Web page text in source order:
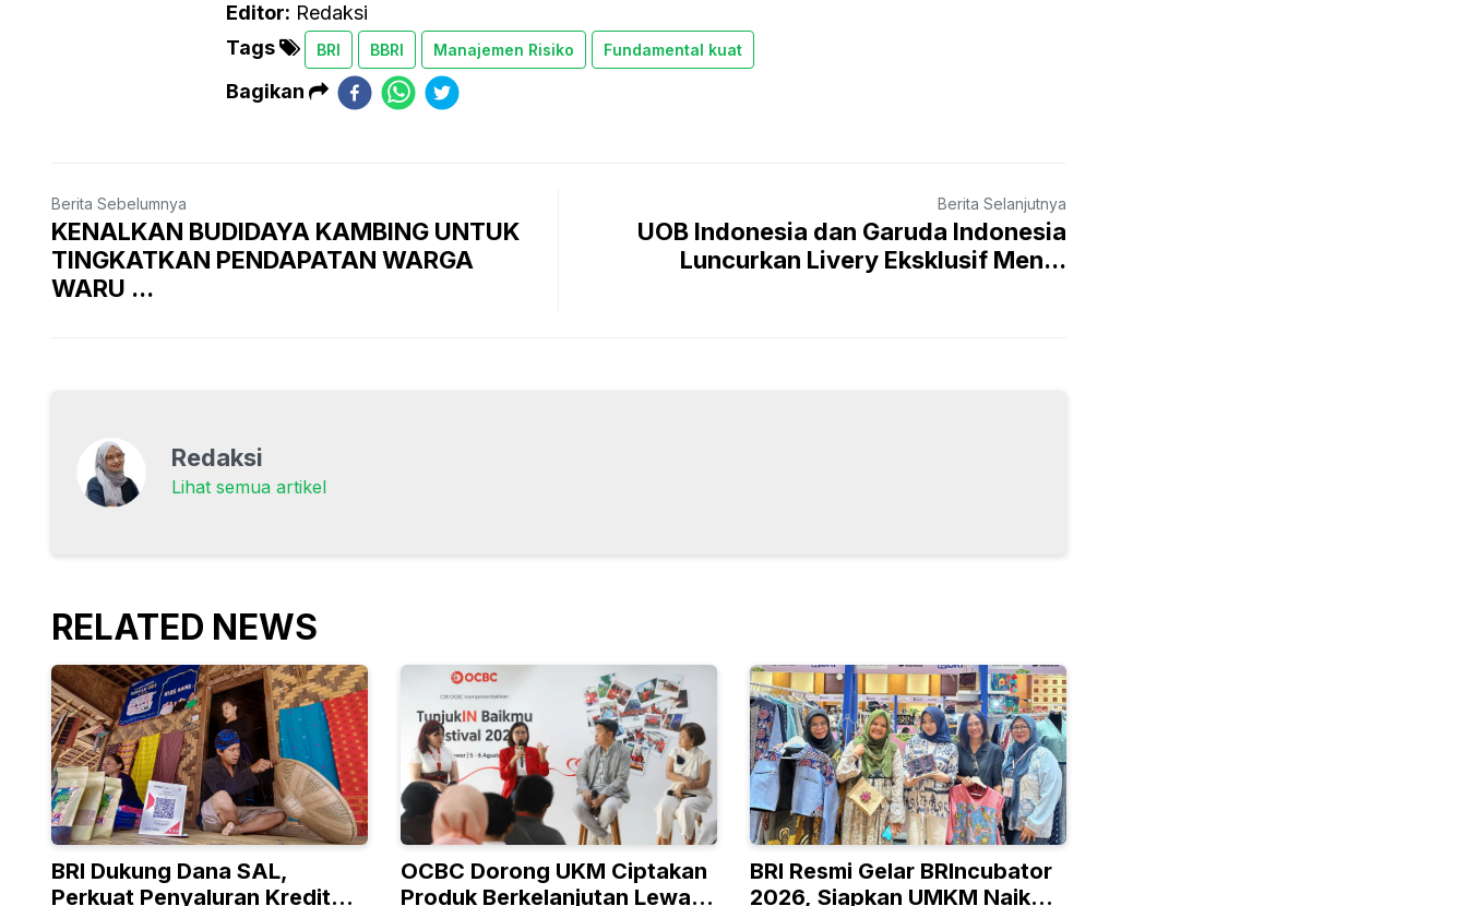
Editor: Redaksi
Tags
BRI BBRI Manajemen Risiko Fundamental kuat
Bagikan
Berita Sebelumnya
KENALKAN BUDIDAYA KAMBING UNTUK
TINGKATKAN PENDAPATAN WARGA
WARU ...
Berita Selanjutnya
UOB Indonesia dan Garuda Indonesia
Luncurkan Livery Eksklusif Men...
Redaksi
Lihat semua artikel
RELATED NEWS
BRI Dukung Dana SAL,
Perkuat Penyaluran Kredit
OCBC Dorong UKM Ciptakan
Produk Berkelanjutan Lewat
BRI Resmi Gelar BRIncubator
2026, Siapkan UMKM Naik